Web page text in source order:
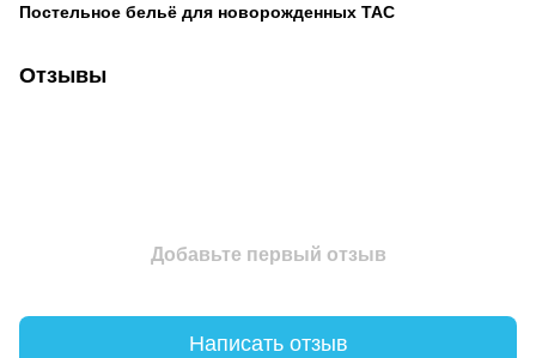
Постельное бельё для новорожденных TAC
Отзывы
Добавьте первый отзыв
Написать отзыв